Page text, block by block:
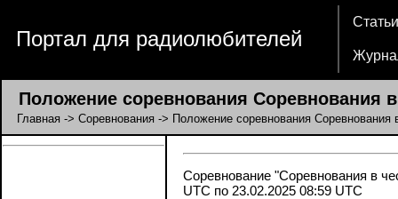
Портал для радиолюбителей
Статьи
Положение соревнования Соревнования
Главная -> Соревнования -> Положение соревнования
Соревнование "Соревнования в
UTC по 23.02.2025 08:59 UTC